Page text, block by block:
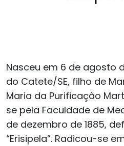
Nasceu em 6 de agosto
do Catete/SE, filho de
Maria da Purificação
se pela Faculdade de
de dezembro de 1885,
“Erisipela”. Radicou-se